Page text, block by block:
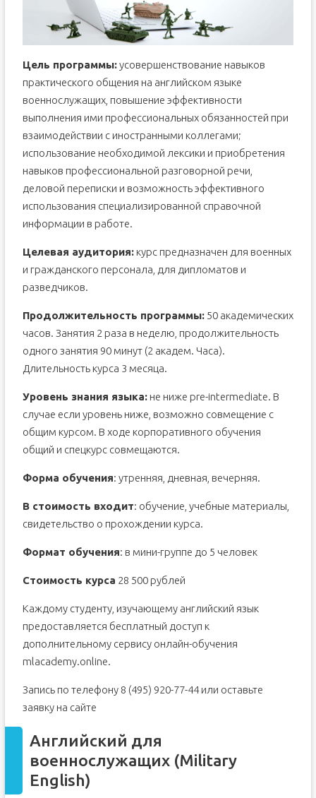
Цель программы:усовершенствование навыков
практического общения на английском языке
военнослужащих, повышение эффективности
выполнения ими профессиональных обязанностей при
взаимодействии с иностранными коллегами;
использование необходимой лексики и приобретения
навыков профессиональной разговорной речи,
деловой переписки и возможность эффективного
использования специализированной справочной
информации в работе.
Целевая аудитория:курс предназначен для военных
и гражданского персонала, для дипломатов и
разведчиков.
Продолжительность программы:50 академических
часов. Занятия 2 раза в неделю, продолжительность
одного занятия 90 минут (2 академ. Часа).
Длительность курса 3 месяца.
Уровень знания языка:не ниже pre-intermediate. В
случае если уровень ниже, возможно совмещение с
общим курсом. В ходе корпоративного обучения
общий и спецкурс совмещаются.
Форма обучения: утренняя, дневная, вечерняя.
В стоимость входит: обучение, учебные материалы,
свидетельство о прохождении курса.
Формат обучения: в мини-группе до 5 человек
Стоимость курса 28 500 рублей
Каждому студенту, изучающему английский язык
предоставляется бесплатный доступ к
дополнительному сервису онлайн-обучения
mlacademy.online.
Запись по телефону 8 (495) 920-77-44 или оставьте
заявку на сайте
Английский для
военнослужащих (Military
English)